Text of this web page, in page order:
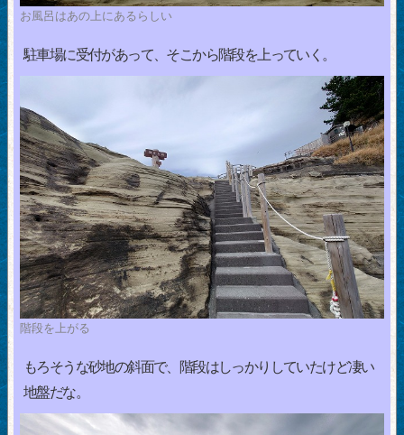
お風呂はあの上にあるらしい
駐車場に受付があって、そこから階段を上っていく。
階段を上がる
もろそうな砂地の斜面で、階段はしっかりしていたけど凄い
地盤だな。